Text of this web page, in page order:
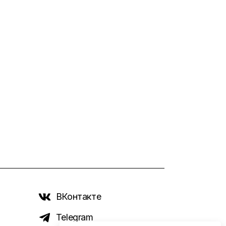
ВКонтакте
Telegram